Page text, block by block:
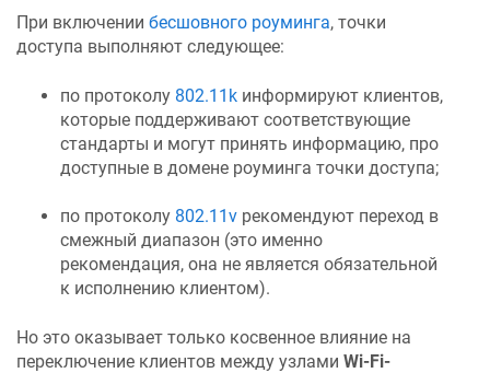
При включении бесшовного роуминга, точки
доступа выполняют следующее:
по протоколу 802.11k информируют клиентов,
которые поддерживают соответствующие
стандарты и могут принять информацию, про
доступные в домене роуминга точки доступа;
по протоколу 802.11v рекомендуют переход в
смежный диапазон (это именно
рекомендация, она не является обязательной
к исполнению клиентом).
Но это оказывает только косвенное влияние на
переключение клиентов между узлами Wi-Fi-